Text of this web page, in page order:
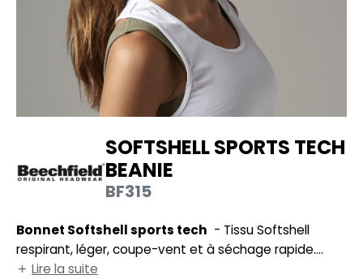
VISIBILITE
MODULABLES
YOUR BRAND
SI ON L'APPELAIT FRANCIS
BY PROMODORO
SOFTSHELL SPORTS TECH
BEANIE
BF315
Bonnet Softshell sports tech
respirant, léger, coupe-vent et à séchage rapide.
Coupe ergonomique. Ouverture pour queue de
Lire la suite